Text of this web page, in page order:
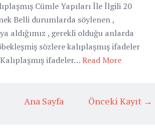
Cümle Yapıları İle İlgili 20
Belli durumlarda söylenen ,
aldığımız , gerekli olduğu anlarda
sözlere kalıplaşmış ifadeler
ifadeler…Read More
Önceki Kayıt →
Ana Sayfa